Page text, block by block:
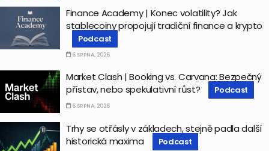
Finance Academy | Konec volatility? Jak
stablecoiny propojují tradiční finance a krypto
Podcast
6 SRPNA, 2026
Market Clash | Booking vs. Carvana: Bezpečný
přístav, nebo spekulativní růst?
Podcast
6 SRPNA, 2026
Trhy se otřásly v základech, stejně padla další
historická maxima
Podcast